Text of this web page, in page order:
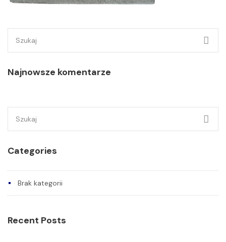
Najnowsze komentarze
Categories
Brak kategorii
Recent Posts